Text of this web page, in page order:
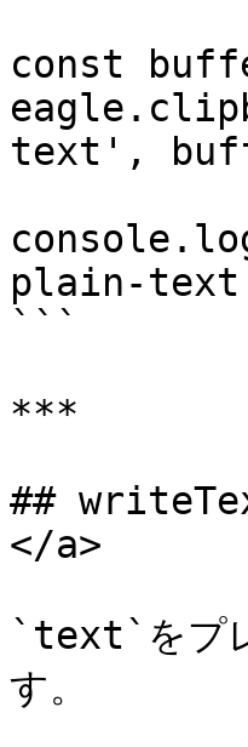
const
text',
plain-text'));
```
***
##
</a>
`text`をプレ
す。